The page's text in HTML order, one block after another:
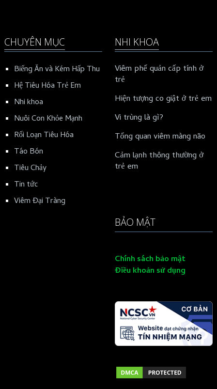
CHUYÊN MỤC
Biếng Ăn và Kém Hấp Thu
Hệ Tiêu Hóa Trẻ Em
Nhi khoa
Nuôi Con Khỏe Mạnh
Rối Loạn Tiêu Hóa
Táo Bón
Tiêu Chảy
Tin tức
Viêm Đại Tràng
NHI KHOA
Viêm phế quản cấp tính ở
trẻ
Hiện tượng co giật ở trẻ em
Vi trùng là gì?
Tổng quan viêm màng não
Cảm lạnh thông thường ở
trẻ em
BẢO MẬT
Chính sách bảo mật
Điều khoản sử dụng